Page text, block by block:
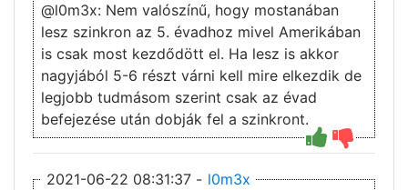
@l0m3x: Nem valószínű, hogy mostanában
lesz szinkron az 5. évadhoz mivel Amerikában
is csak most kezdődött el. Ha lesz is akkor
nagyjából 5-6 részt várni kell mire elkezdik de
legjobb tudmásom szerint csak az évad
befejezése után dobják fel a szinkront.
2021-06-22 08:31:37 - l0m3x